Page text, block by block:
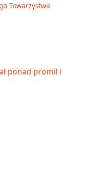
Towarzystwa